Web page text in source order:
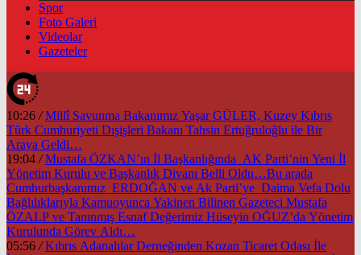
Spor
Foto Galeri
Videolar
Gazeteler
10:26 / Millî Savunma Bakanımız Yaşar GÜLER, Kuzey Kıbrıs
Türk Cumhuriyeti Dışişleri Bakanı Tahsin Ertuğruloğlu ile Bir
Araya Geldi…
19:04 / Mustafa ÖZKAN’ın İl Başkanlığında AK Parti’nin Yeni İl
Yönetim Kurulu ve Başkanlık Divanı Belli Oldu…Bu arada
Cumhurbaşkanımız ERDOĞAN ve Ak Parti’ye Daima Vefa Dolu
Bağlılıklarıyla Kamuoyunca Yakinen Bilinen Gazeteci Mustafa
ÖZALP ve Tanınmış Esnaf Değerimiz Hüseyin OĞUZ’da Yönetim
Kurulunda Görev Aldı…
05:56 / Kıbrıs Adanalılar Derneğinden Kozan Ticaret Odası İle